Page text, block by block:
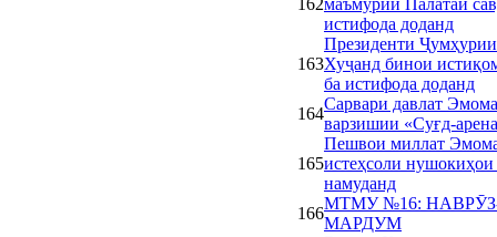
истифода доданд
163
Президенти
Хуҷанд бинои
ба истифода доданд
164
Сарвари давлат
варзишии «Суғд-
165
Пешвои миллат
истеҳсоли
намуданд
166
МТМУ №16:
МАРДУМ